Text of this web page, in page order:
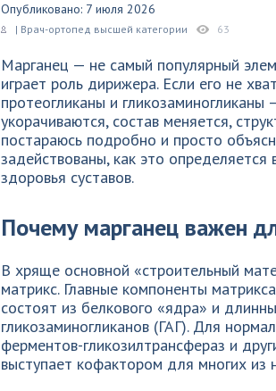
Опубликовано: 7 июля 2026
| Врач-ортопед высшей категории 63
Марганец — не самый популярный
играет роль дирижера. Если его не
протеогликаны и
укорачиваются, состав меняется,
постараюсь подробно и просто
задействованы, как это
здоровья суставов.
Почему марганец важен
В хряще основной «строительный
матрикс. Главные компоненты
состоят из белкового «ядра» и
гликозаминогликанов (ГАГ). Для
ферментов-гликозилтрансфераз и
выступает кофактором для многих из